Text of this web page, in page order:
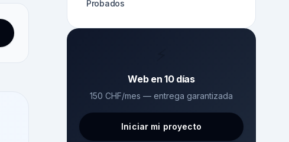
Probados
Web en 10 días
150 CHF/mes — entrega garantizada
Iniciar mi proyecto